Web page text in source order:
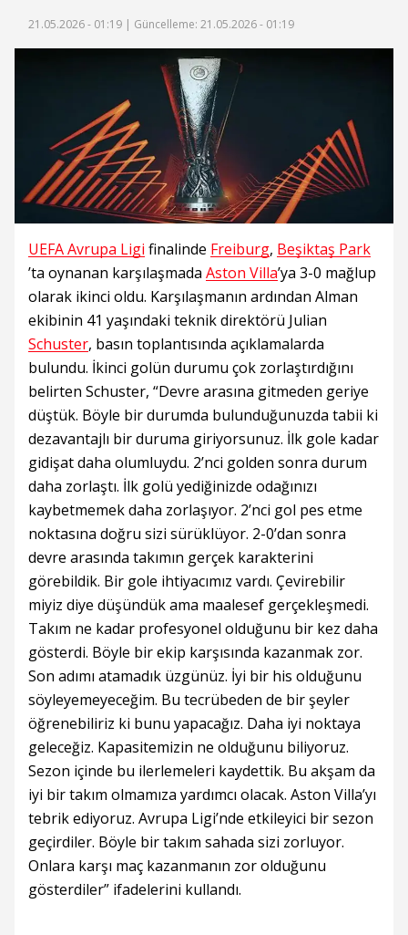
21.05.2026 - 01:19 | Güncelleme: 21.05.2026 - 01:19
UEFA Avrupa Ligi finalinde Freiburg, Beşiktaş Park
’ta oynanan karşılaşmada Aston Villa’ya 3-0 mağlup
olarak ikinci oldu. Karşılaşmanın ardından Alman
ekibinin 41 yaşındaki teknik direktörü Julian
Schuster, basın toplantısında açıklamalarda
bulundu. İkinci golün durumu çok zorlaştırdığını
belirten Schuster, “Devre arasına gitmeden geriye
düştük. Böyle bir durumda bulunduğunuzda tabii ki
dezavantajlı bir duruma giriyorsunuz. İlk gole kadar
gidişat daha olumluydu. 2’nci golden sonra durum
daha zorlaştı. İlk golü yediğinizde odağınızı
kaybetmemek daha zorlaşıyor. 2’nci gol pes etme
noktasına doğru sizi sürüklüyor. 2-0’dan sonra
devre arasında takımın gerçek karakterini
görebildik. Bir gole ihtiyacımız vardı. Çevirebilir
miyiz diye düşündük ama maalesef gerçekleşmedi.
Takım ne kadar profesyonel olduğunu bir kez daha
gösterdi. Böyle bir ekip karşısında kazanmak zor.
Son adımı atamadık üzgünüz. İyi bir his olduğunu
söyleyemeyeceğim. Bu tecrübeden de bir şeyler
öğrenebiliriz ki bunu yapacağız. Daha iyi noktaya
geleceğiz. Kapasitemizin ne olduğunu biliyoruz.
Sezon içinde bu ilerlemeleri kaydettik. Bu akşam da
iyi bir takım olmamıza yardımcı olacak. Aston Villa’yı
tebrik ediyoruz. Avrupa Ligi’nde etkileyici bir sezon
geçirdiler. Böyle bir takım sahada sizi zorluyor.
Onlara karşı maç kazanmanın zor olduğunu
gösterdiler” ifadelerini kullandı.